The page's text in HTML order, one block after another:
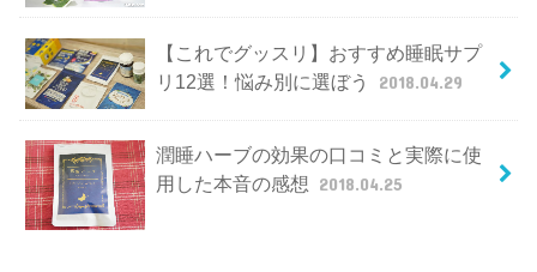
【これでグッスリ】おすすめ睡眠サプ
リ12選！悩み別に選ぼう
2018.04.29
潤睡ハーブの効果の口コミと実際に使
用した本音の感想 2018.04.25